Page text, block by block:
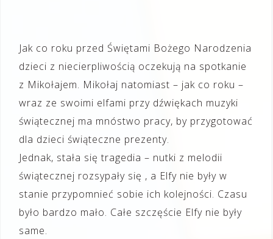
Jak co roku przed Świętami Bożego Narodzenia
dzieci z niecierpliwością oczekują na spotkanie
z Mikołajem. Mikołaj natomiast – jak co roku –
wraz ze swoimi elfami przy dźwiękach muzyki
świątecznej ma mnóstwo pracy, by przygotować
dla dzieci świąteczne prezenty.
Jednak, stała się tragedia – nutki z melodii
świątecznej rozsypały się , a Elfy nie były w
stanie przypomnieć sobie ich kolejności. Czasu
było bardzo mało. Całe szczęście Elfy nie były
same.